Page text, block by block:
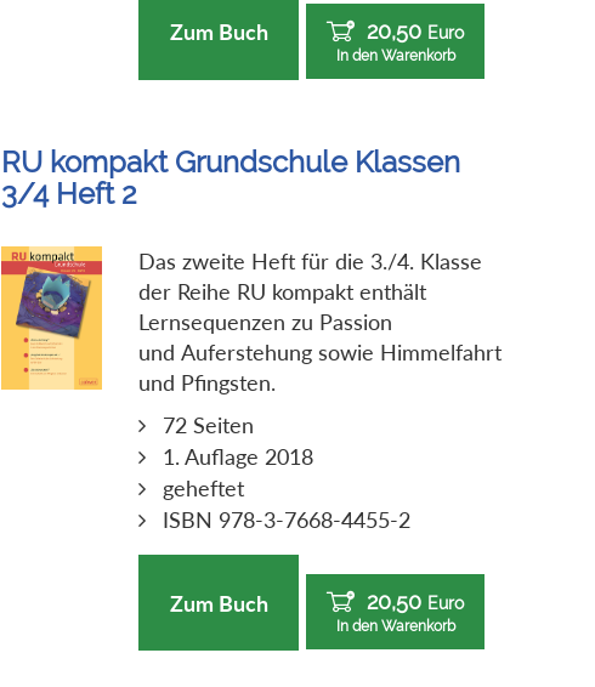
Zum Buch 20,50 Euro
In den Warenkorb
RU kompakt Grundschule Klassen
3/4 Heft 2
Das zweite Heft für die 3./4. Klasse
der Reihe RU kompakt enthält
Lernsequenzen zu Passion
und Auferstehung sowie Himmelfahrt
und Pfingsten.
72 Seiten
1. Auflage 2018
geheftet
ISBN 978-3-7668-4455-2
Zum Buch 20,50 Euro
In den Warenkorb